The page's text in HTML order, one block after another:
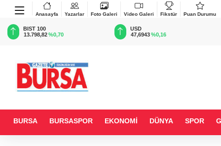
Anasayfa Yazarlar Foto Galeri Video Galeri Fikstür Puan Durumu
BIST 100
13.798,82%0,70
USD
47,6943 %0,16
BURSA BURSASPOR EKONOMİ DÜNYA SPOR